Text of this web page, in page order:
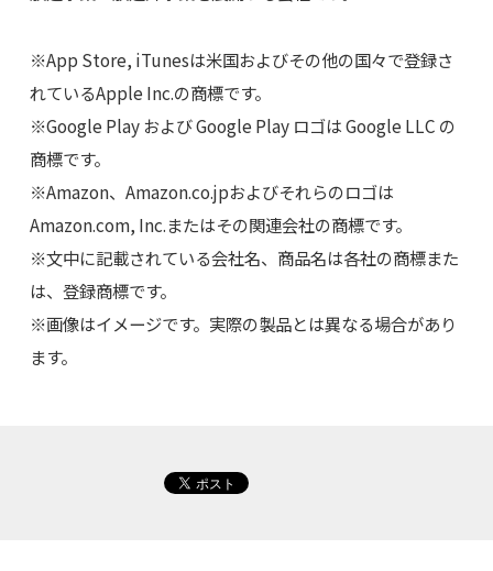
※App Store, iTunesは米国およびその他の国々で登録さ
れているApple Inc.の商標です。
※Google Play および Google Play ロゴは Google LLC の
商標です。
※Amazon、Amazon.co.jpおよびそれらのロゴは
Amazon.com, Inc.またはその関連会社の商標です。
※文中に記載されている会社名、商品名は各社の商標また
は、登録商標です。
※画像はイメージです。実際の製品とは異なる場合があり
ます。